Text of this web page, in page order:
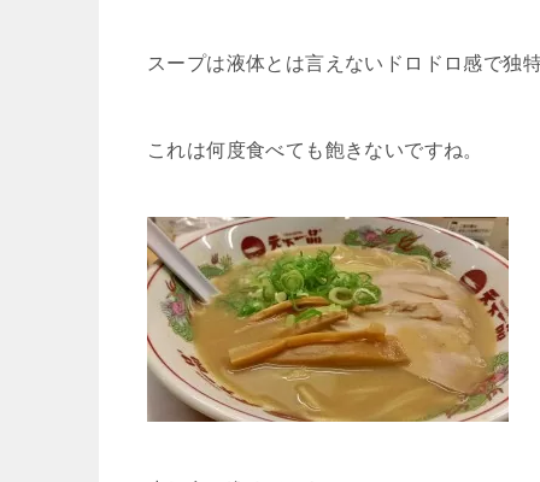
スープは液体とは言えないドロドロ感で独特
これは何度食べても飽きないですね。